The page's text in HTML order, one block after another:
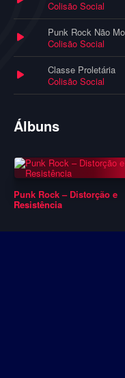
Colisão Social
Punk Rock Não
Colisão Social
Classe Proletária
Colisão Social
Álbuns
Punk Rock – Distorção e
Resistência